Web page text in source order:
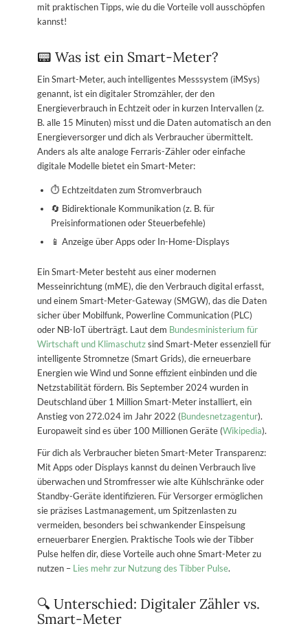
mit praktischen Tipps, wie du die Vorteile voll ausschöpfen
kannst!
📟 Was ist ein Smart-Meter?
Ein Smart-Meter, auch intelligentes Messsystem (iMSys)
genannt, ist ein digitaler Stromzähler, der den
Energieverbrauch in Echtzeit oder in kurzen Intervallen (z.
B. alle 15 Minuten) misst und die Daten automatisch an den
Energieversorger und dich als Verbraucher übermittelt.
Anders als alte analoge Ferraris-Zähler oder einfache
digitale Modelle bietet ein Smart-Meter:
⏱ Echtzeitdaten zum Stromverbrauch
🔄 Bidirektionale Kommunikation (z. B. für
Preisinformationen oder Steuerbefehle)
📱 Anzeige über Apps oder In-Home-Displays
Ein Smart-Meter besteht aus einer modernen
Messeinrichtung (mME), die den Verbrauch digital erfasst,
und einem Smart-Meter-Gateway (SMGW), das die Daten
sicher über Mobilfunk, Powerline Communication (PLC)
oder NB-IoT überträgt. Laut dem Bundesministerium für
Wirtschaft und Klimaschutzsind Smart-Meter essenziell für
intelligente Stromnetze (Smart Grids), die erneuerbare
Energien wie Wind und Sonne effizient einbinden und die
Netzstabilität fördern. Bis September 2024 wurden in
Deutschland über 1 Million Smart-Meter installiert, ein
Anstieg von 272.024 im Jahr 2022 (Bundesnetzagentur).
Europaweit sind es über 100 Millionen Geräte (Wikipedia).
Für dich als Verbraucher bieten Smart-Meter Transparenz:
Mit Apps oder Displays kannst du deinen Verbrauch live
überwachen und Stromfresser wie alte Kühlschränke oder
Standby-Geräte identifizieren. Für Versorger ermöglichen
sie präzises Lastmanagement, um Spitzenlasten zu
vermeiden, besonders bei schwankender Einspeisung
erneuerbarer Energien. Praktische Tools wie der Tibber
Pulse helfen dir, diese Vorteile auch ohne Smart-Meter zu
nutzen – Lies mehr zur Nutzung des Tibber Pulse.
🔍 Unterschied: Digitaler Zähler vs.
Smart-Meter